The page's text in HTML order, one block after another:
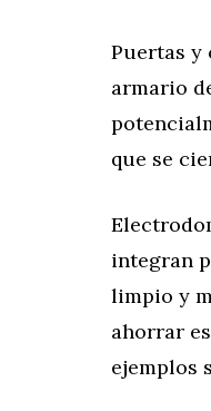
Puertas y
armario
que se
integran
limpio y
ahorrar
ejemplos